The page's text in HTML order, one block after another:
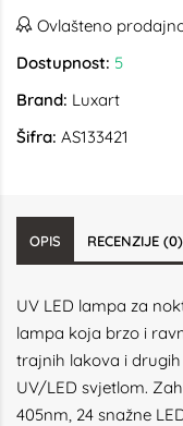
Ovlašteno
Dostupnost: 5
Brand: Luxart
Šifra: AS133421
OPIS RECENZIJE (0)
UV LED lampa za
lampa koja brzo i
trajnih lakova i
UV/LED svjetlom.
405nm, 24 snažne